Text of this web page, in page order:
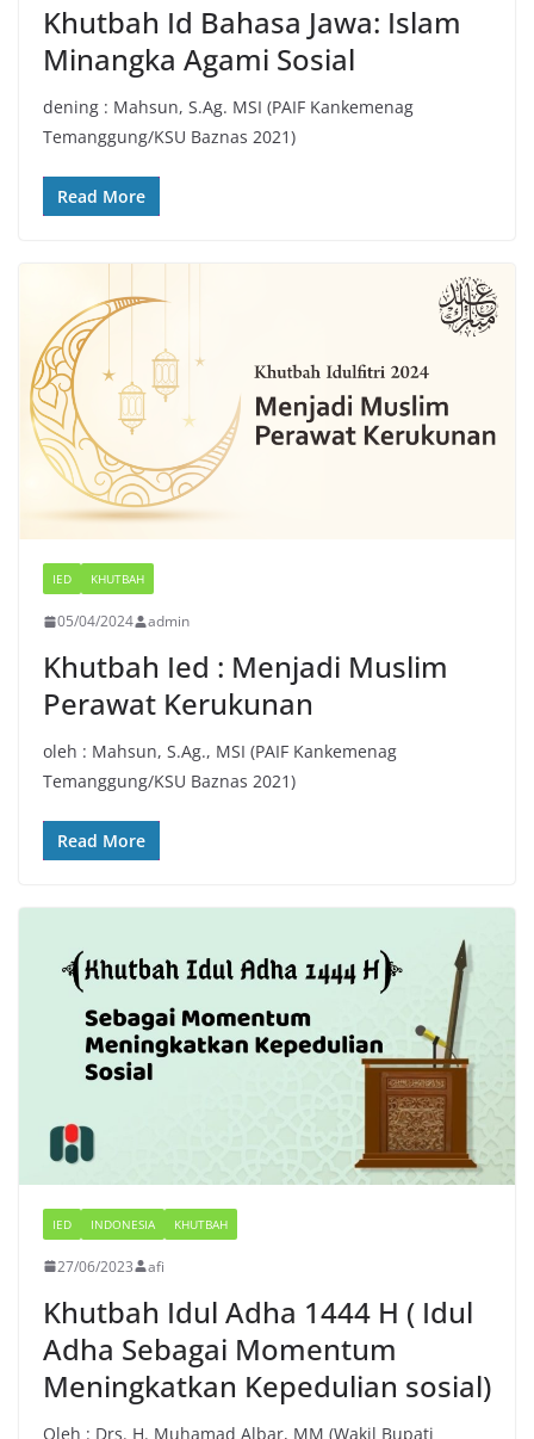
Khutbah Id Bahasa Jawa: Islam
Minangka Agami Sosial
dening : Mahsun, S.Ag. MSI (PAIF Kankemenag
Temanggung/KSU Baznas 2021)
Read More
IED KHUTBAH
05/04/2024 admin
Khutbah Ied : Menjadi Muslim
Perawat Kerukunan
oleh : Mahsun, S.Ag., MSI (PAIF Kankemenag
Temanggung/KSU Baznas 2021)
Read More
IED INDONESIA KHUTBAH
27/06/2023 afi
Khutbah Idul Adha 1444 H ( Idul
Adha Sebagai Momentum
Meningkatkan Kepedulian sosial)
Oleh : Drs. H. Muhamad Albar, MM (Wakil Bupati